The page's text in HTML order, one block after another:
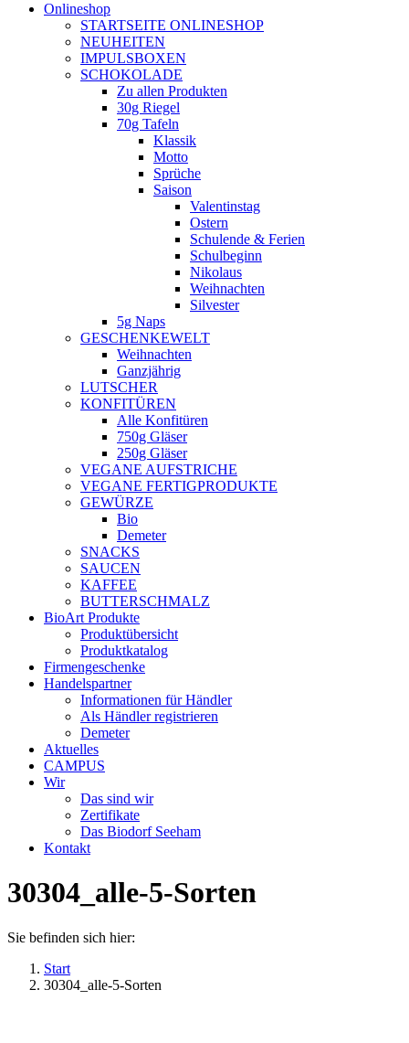
Onlineshop
STARTSEITE ONLINESHOP
NEUHEITEN
IMPULSBOXEN
SCHOKOLADE
Zu allen Produkten
30g Riegel
70g Tafeln
Klassik
Motto
Sprüche
Saison
Valentinstag
Ostern
Schulende & Ferien
Schulbeginn
Nikolaus
Weihnachten
Silvester
5g Naps
GESCHENKEWELT
Weihnachten
Ganzjährig
LUTSCHER
KONFITÜREN
Alle Konfitüren
750g Gläser
250g Gläser
VEGANE AUFSTRICHE
VEGANE FERTIGPRODUKTE
GEWÜRZE
Bio
Demeter
SNACKS
SAUCEN
KAFFEE
BUTTERSCHMALZ
BioArt Produkte
Produktübersicht
Produktkatalog
Firmengeschenke
Handelspartner
Informationen für Händler
Als Händler registrieren
Demeter
Aktuelles
CAMPUS
Wir
Das sind wir
Zertifikate
Das Biodorf Seeham
Kontakt
30304_alle-5-Sorten
Sie befinden sich hier:
Start
30304_alle-5-Sorten